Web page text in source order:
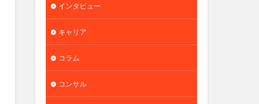
インタビュー
キャリア
コラム
コンサル